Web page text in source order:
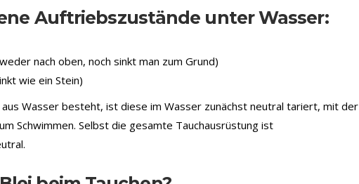
Auftriebszustände unter Wasser:
nach oben, noch sinkt man zum Grund)
wie ein Stein)
Wasser besteht, ist diese im Wasser zunächst neutral tariert, mit der
Schwimmen. Selbst die gesamte Tauchausrüstung ist